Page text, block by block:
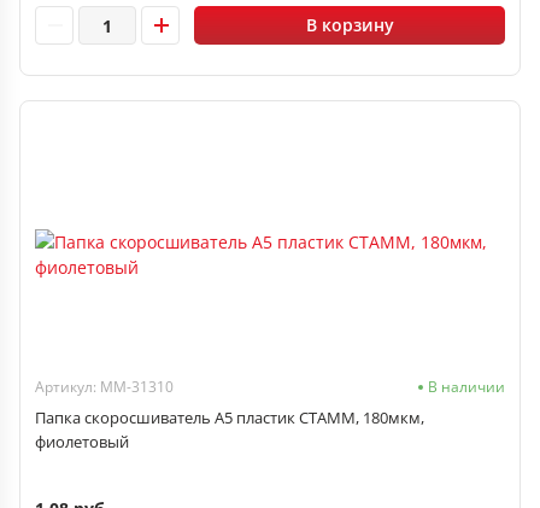
В корзину
Артикул: ММ-31310 В наличии
Папка скоросшиватель А5 пластик СТАММ, 180мкм,
фиолетовый